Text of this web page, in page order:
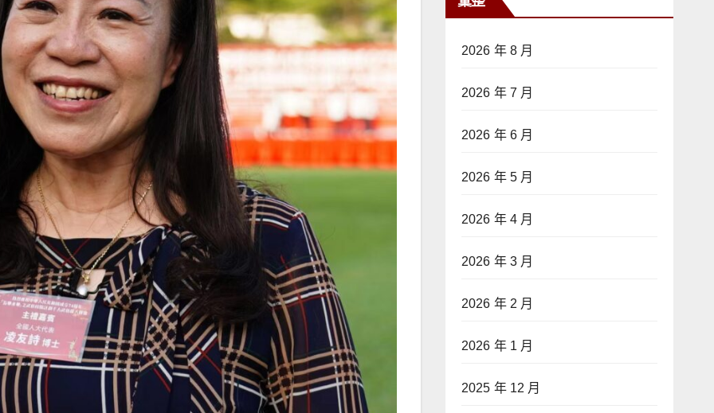
2026 年 8 月
2026 年 7 月
2026 年 6 月
2026 年 5 月
2026 年 4 月
2026 年 3 月
2026 年 2 月
2026 年 1 月
2025 年 12 月